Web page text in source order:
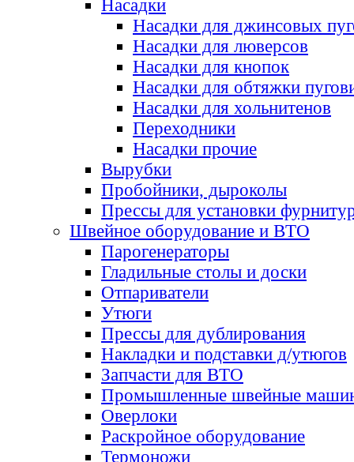
Насадки
Насадки для джинсовых
Насадки для люверсов
Насадки для кнопок
Насадки для обтяжки
Насадки для хольнитенов
Переходники
Насадки прочие
Вырубки
Пробойники, дыроколы
Прессы для установки
Швейное оборудование и ВТО
Парогенераторы
Гладильные столы и доски
Отпариватели
Утюги
Прессы для дублирования
Накладки и подставки д/утюгов
Запчасти для ВТО
Промышленные швейные
Оверлоки
Раскройное оборудование
Термоножи